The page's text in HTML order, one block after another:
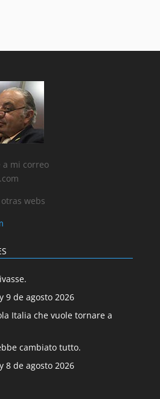
a mi correo
webs
9 de agosto 2026
Italia che vuole tornare a
cambiato tutto.
8 de agosto 2026